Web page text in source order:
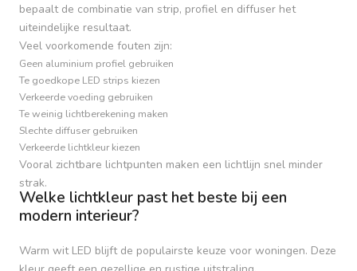
bepaalt de combinatie van strip, profiel en diffuser het
uiteindelijke resultaat.
Veel voorkomende fouten zijn:
Geen aluminium profiel gebruiken
Te goedkope LED strips kiezen
Verkeerde voeding gebruiken
Te weinig lichtberekening maken
Slechte diffuser gebruiken
Verkeerde lichtkleur kiezen
Vooral zichtbare lichtpunten maken een lichtlijn snel minder
strak.
Welke lichtkleur past het beste bij een
modern interieur?
Warm wit LED blijft de populairste keuze voor woningen. Deze